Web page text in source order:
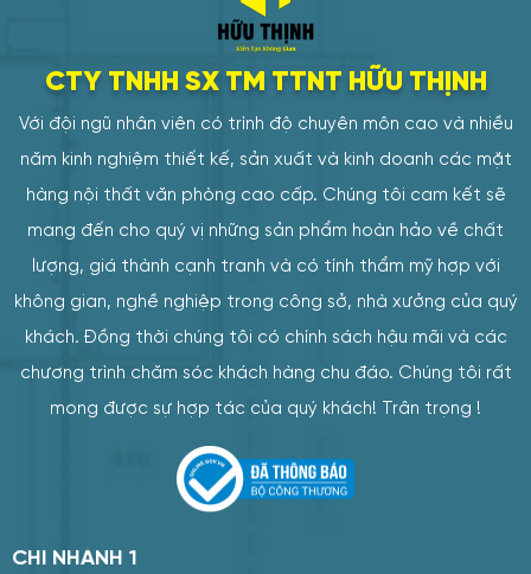
CTY TNHH SX TM TTNT HỮU THỊNH
Với đội ngũ nhân viên có trình độ chuyên môn cao và nhiều
năm kinh nghiệm thiết kế, sản xuất và kinh doanh các mặt
hàng nội thất văn phòng cao cấp. Chúng tôi cam kết sẽ
mang đến cho quý vị những sản phẩm hoàn hảo về chất
lượng, giá thành cạnh tranh và có tính thẩm mỹ hợp với
không gian, nghề nghiệp trong công sở, nhà xưởng của quý
khách. Đồng thời chúng tôi có chính sách hậu mãi và các
chương trình chăm sóc khách hàng chu đáo. Chúng tôi rất
mong được sự hợp tác của quý khách! Trân trọng !
CHI NHÁNH 1